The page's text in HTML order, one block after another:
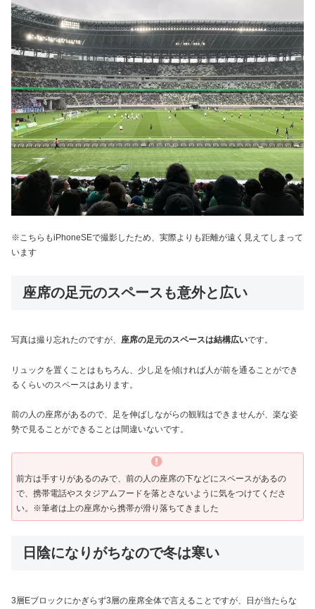
※こちらもiPhoneSEで撮影したため、実際よりも距離が遠く見えてしまって
います
座席の足元のスペースも意外と広い
写真は撮り忘れたのですが、 座席の足元のスペースは結構広いです。
リュックを置くことはもちろん、少し足を傾ければ人が前を通ることができ
るくらいのスペースはあります。
前の人の座席があるので、足を伸ばしながらの観戦はできませんが、楽な姿
勢で見ることができることは間違いないです。
前方は手すりがあるのみで、前の人の座席の下などにスペースがあるの
で、携帯電話やスタジアムフードを落とさないように気をつけてくださ
い。※筆者は上の座席から携帯が滑り落ちてきました
日陰になりがちなので冬は寒い
3層Eブロックにかぎらず3層の座席全体で言えることですが、日が当たらな